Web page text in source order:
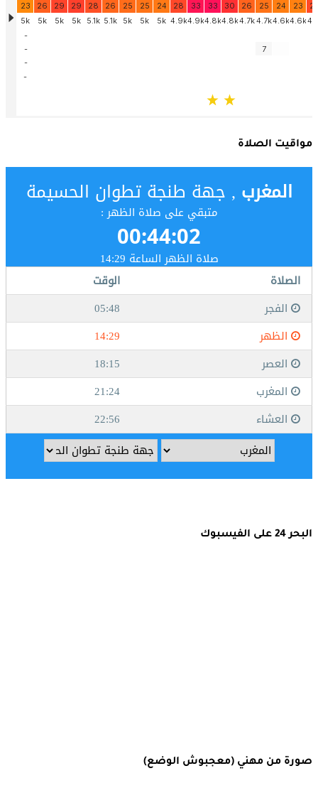
مواقيت الصلاة
البحر 24 على الفيسبوك
صورة من مهني (معجبوش الوضع)